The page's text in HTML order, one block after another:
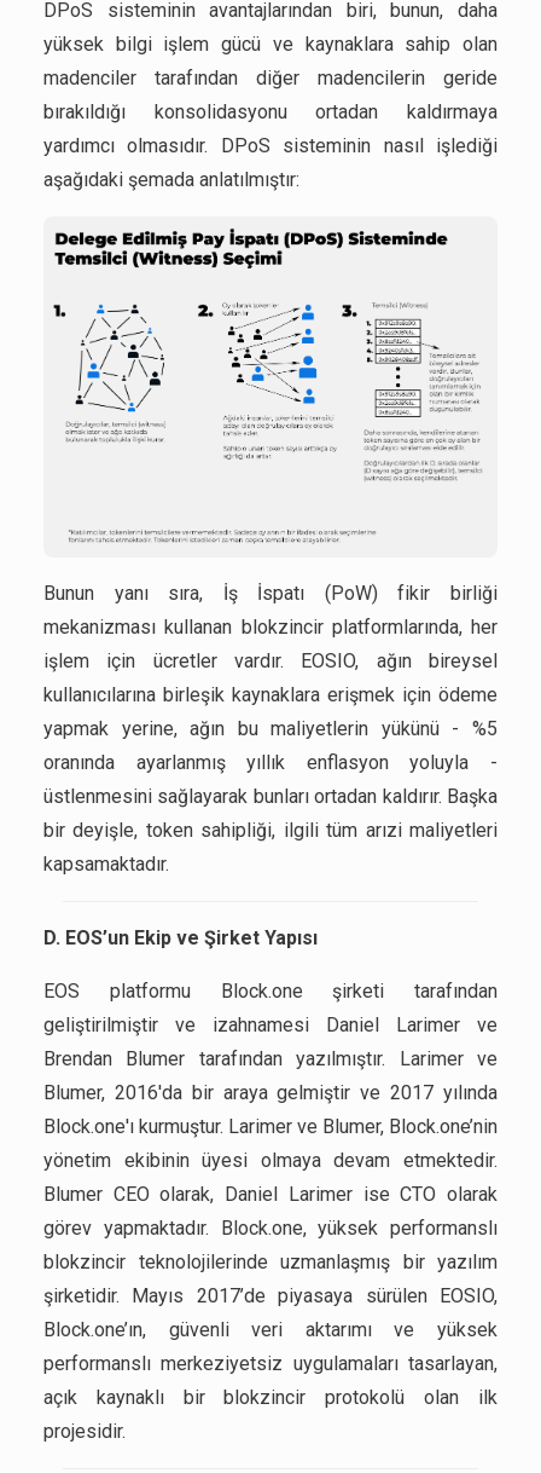
DPoS sisteminin avantajlarından biri, bunun, daha
yüksek bilgi işlem gücü ve kaynaklara sahip olan
madenciler tarafından diğer madencilerin geride
bırakıldığı konsolidasyonu ortadan kaldırmaya
yardımcı olmasıdır. DPoS sisteminin nasıl işlediği
aşağıdaki şemada anlatılmıştır:
Bunun yanı sıra, İş İspatı (PoW) fikir birliği
mekanizması kullanan blokzincir platformlarında, her
işlem için ücretler vardır. EOSIO, ağın bireysel
kullanıcılarına birleşik kaynaklara erişmek için ödeme
yapmak yerine, ağın bu maliyetlerin yükünü - %5
oranında ayarlanmış yıllık enflasyon yoluyla -
üstlenmesini sağlayarak bunları ortadan kaldırır. Başka
bir deyişle, token sahipliği, ilgili tüm arızi maliyetleri
kapsamaktadır.
D. EOS’un Ekip ve Şirket Yapısı
EOS platformu Block.one şirketi tarafından
geliştirilmiştir ve izahnamesi Daniel Larimer ve
Brendan Blumer tarafından yazılmıştır. Larimer ve
Blumer, 2016'da bir araya gelmiştir ve 2017 yılında
Block.one'ı kurmuştur. Larimer ve Blumer, Block.one’nin
yönetim ekibinin üyesi olmaya devam etmektedir.
Blumer CEO olarak, Daniel Larimer ise CTO olarak
görev yapmaktadır. Block.one, yüksek performanslı
blokzincir teknolojilerinde uzmanlaşmış bir yazılım
şirketidir. Mayıs 2017’de piyasaya sürülen EOSIO,
Block.one’ın, güvenli veri aktarımı ve yüksek
performanslı merkeziyetsiz uygulamaları tasarlayan,
açık kaynaklı bir blokzincir protokolü olan ilk
projesidir.